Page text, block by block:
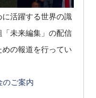
に活躍する世界の識
未来編集」の配信
の報道を行ってい
のご案内